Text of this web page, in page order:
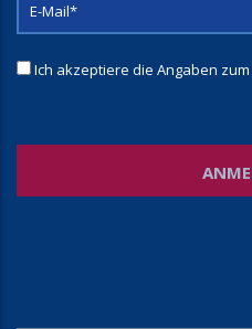
Ich akzeptiere die Angaben zum